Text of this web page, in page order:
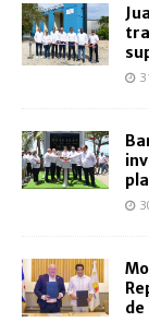
de